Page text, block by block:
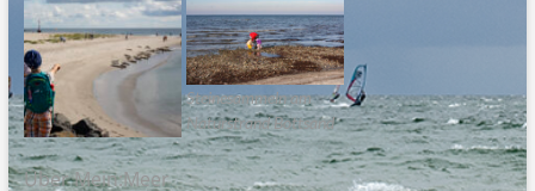
Steinesammeln am
Naturstrand Bottsand
Über Mein:Meer